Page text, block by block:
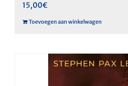
15,00€
Toevoegen aan winkelwagen